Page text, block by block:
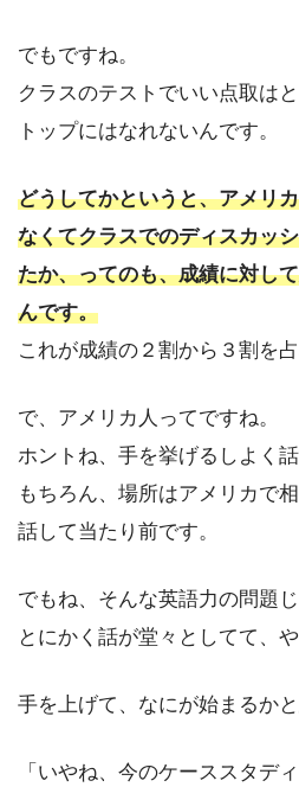
でもですね。
クラスのテストでいい点取は
トップにはなれないんです。
どうしてかというと、アメリ
なくてクラスでのディスカッ
たか、ってのも、成績に対し
んです。
これが成績の２割から３割を占
で、アメリカ人ってですね。
ホントね、手を挙げるしよく話
もちろん、場所はアメリカで
話して当たり前です。
でもね、そんな英語力の問題じ
とにかく話が堂々としてて、
手を上げて、なにが始まるかと
「いやね、今のケーススタデ